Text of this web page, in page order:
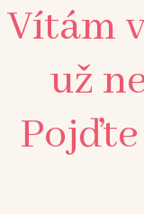
Vítám
už